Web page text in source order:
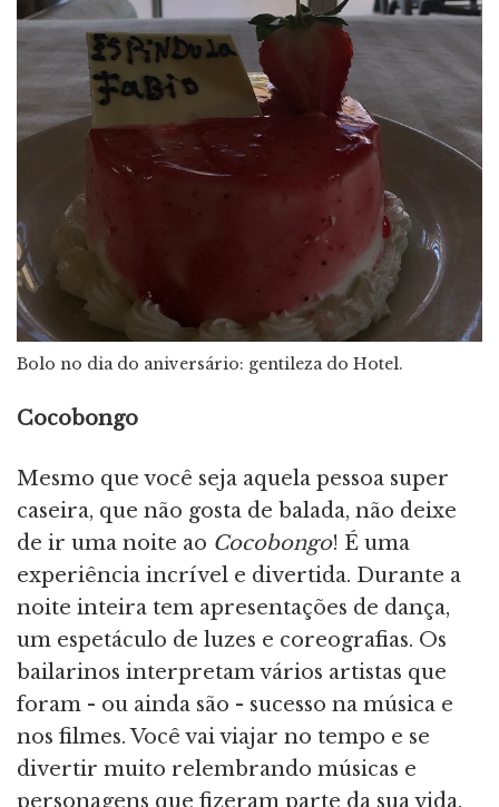
Bolo no dia do aniversário: gentileza do Hotel.
Cocobongo
Mesmo que você seja aquela pessoa super
caseira, que não gosta de balada, não deixe
de ir uma noite ao Cocobongo! É uma
experiência incrível e divertida. Durante a
noite inteira tem apresentações de dança,
um espetáculo de luzes e coreografias. Os
bailarinos interpretam vários artistas que
foram - ou ainda são - sucesso na música e
nos filmes. Você vai viajar no tempo e se
divertir muito relembrando músicas e
personagens que fizeram parte da sua vida.